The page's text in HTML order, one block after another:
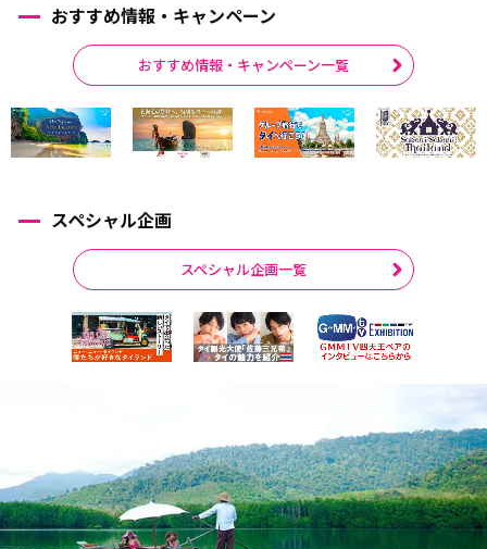
おすすめ情報・キャンペーン
おすすめ情報・キャンペーン一覧
スペシャル企画
スペシャル企画一覧